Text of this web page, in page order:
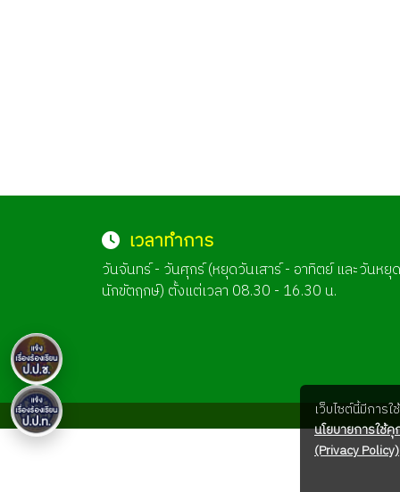
เวลาทำการ
วันจันทร์ - วันศุกร์ (หยุดวันเสาร์ - อาทิตย์ และวันหยุด
นักขัตฤกษ์) ตั้งแต่เวลา 08.30 - 16.30 น.
เว็บไซต์นี้มีการ
นโยบายการใช้
(Privacy Policy)